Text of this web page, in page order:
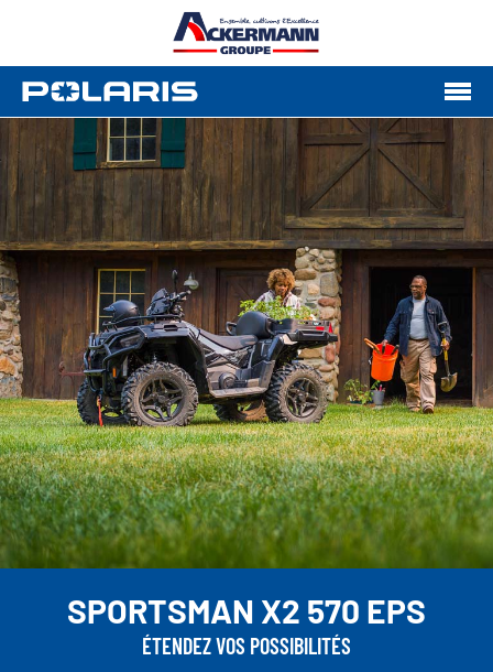
SPORTSMAN X2 570 EPS
ÉTENDEZ VOS POSSIBILITÉS